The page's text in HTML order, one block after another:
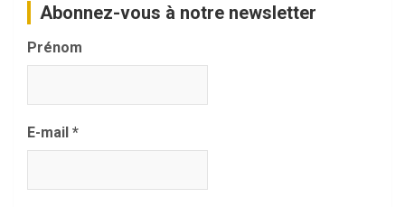
Abonnez-vous à notre newsletter
Prénom
E-mail *